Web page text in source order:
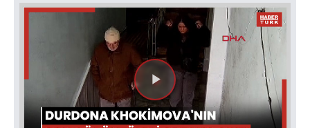
Videoyu
Oynat